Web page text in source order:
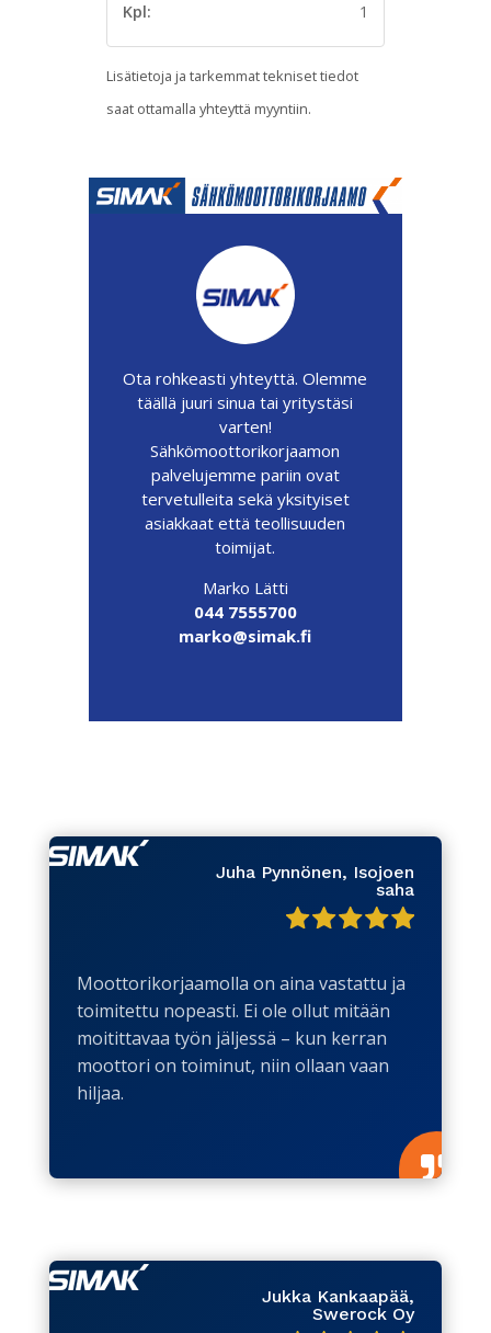
Kpl:
1
Lisätietoja ja tarkemmat tekniset tiedot
saat ottamalla yhteyttä myyntiin.
Ota rohkeasti yhteyttä. Olemme
täällä juuri sinua tai yritystäsi
varten!
Sähkömoottorikorjaamon
palvelujemme pariin ovat
tervetulleita sekä yksityiset
asiakkaat että teollisuuden
toimijat.
Marko Lätti
044 7555700
marko@simak.fi
Juha Pynnönen, Isojoen
saha
Moottorikorjaamolla on aina vastattu ja
toimitettu nopeasti. Ei ole ollut mitään
moitittavaa työn jäljessä – kun kerran
moottori on toiminut, niin ollaan vaan
hiljaa.

Jukka Kankaapää,
Swerock Oy